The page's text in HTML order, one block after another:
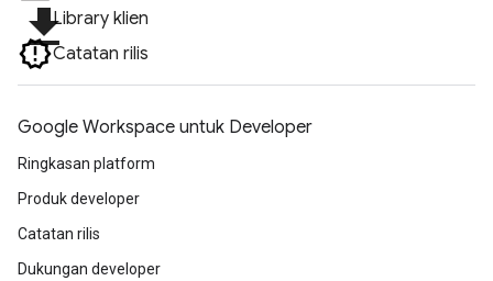
file_downloadLibrary klien
Catatan rilis
Google Workspace untuk Developer
Ringkasan platform
Produk developer
Catatan rilis
Dukungan developer